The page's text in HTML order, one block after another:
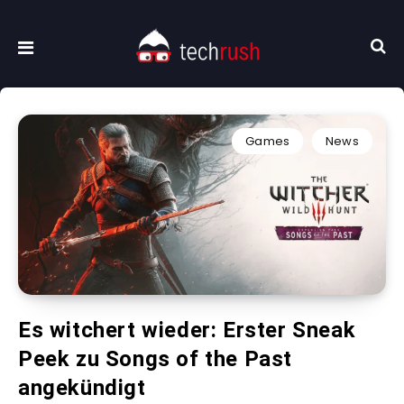
Games News
Es witchert wieder: Erster Sneak
Peek zu Songs of the Past
angekündigt